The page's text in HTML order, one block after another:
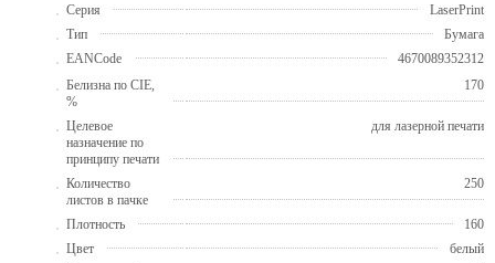
Серия
LaserPrint
Тип
Бумага
EANCode
4670089352312
Белизна по CIE,
%
170
Целевое
назначение по
принципу печати
для лазерной печати
Количество
листов в пачке
250
Плотность
160
Цвет
белый